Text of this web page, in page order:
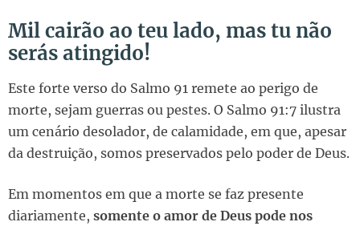
Mil cairão ao teu lado, mas tu não
serás atingido!
Este forte verso do Salmo 91 remete ao perigo de
morte, sejam guerras ou pestes. O Salmo 91:7 ilustra
um cenário desolador, de calamidade, em que, apesar
da destruição, somos preservados pelo poder de Deus.
Em momentos em que a morte se faz presente
diariamente, somente o amor de Deus pode nos